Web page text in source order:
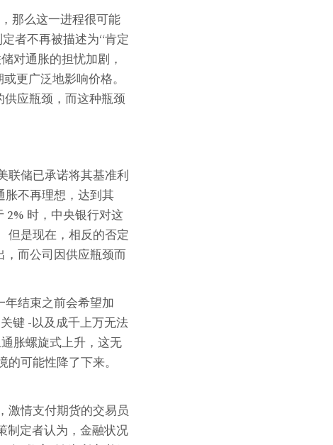
那么这一进程很可能
者不再被描述为“肯定
对通胀的担忧加剧，
更广泛地影响价格。
应瓶颈，而这种瓶颈
联储已承诺将其基准利
胀不再理想，达到其
2% 时，中央银行对这
但是现在，相反的否定
而公司因供应瓶颈而
结束之前会希望加
键 -以及成千上万无法
胀螺旋式上升，这无
可能性降了下来。
激情支付期货的交易员
制定者认为，金融状况